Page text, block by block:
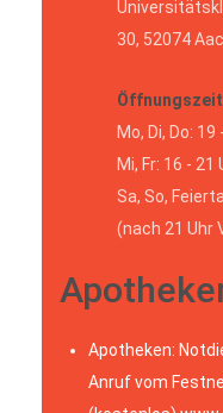
30, 52074
Mo, Di, Do: 19
Mi, Fr: 16 - 21
Sa, So,
(nach 21 Uhr
Apotheken:
Anruf vom